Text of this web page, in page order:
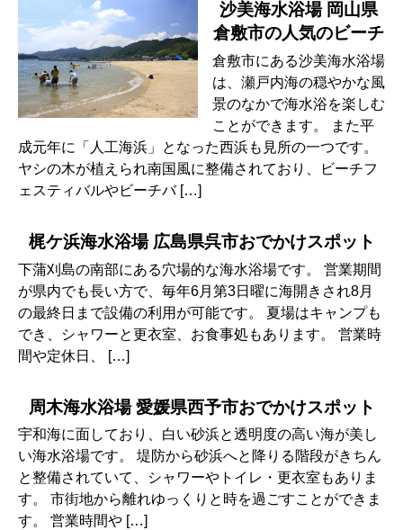
沙美海水浴場 岡山県
倉敷市の人気のビーチ
倉敷市にある沙美海水浴場
は、瀬戸内海の穏やかな風
景のなかで海水浴を楽しむ
ことができます。 また平
成元年に「人工海浜」となった西浜も見所の一つです。
ヤシの木が植えられ南国風に整備されており、ビーチフ
ェスティバルやビーチバ […]
梶ケ浜海水浴場 広島県呉市おでかけスポット
下蒲刈島の南部にある穴場的な海水浴場です。 営業期間
が県内でも長い方で、毎年6月第3日曜に海開きされ8月
の最終日まで設備の利用が可能です。 夏場はキャンプも
でき、シャワーと更衣室、お食事処もあります。 営業時
間や定休日、 […]
周木海水浴場 愛媛県西予市おでかけスポット
宇和海に面しており、白い砂浜と透明度の高い海が美し
い海水浴場です。 堤防から砂浜へと降りる階段がきちん
と整備されていて、シャワーやトイレ・更衣室もありま
す。 市街地から離れゆっくりと時を過ごすことができま
す。 営業時間や […]